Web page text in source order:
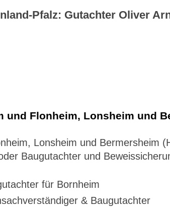
Pfalz: Gutachter Oliver
und Flonheim, Lonsheim und
Lonsheim und Bermersheim
Baugutachter und
für Bornheim
& Baugutachter